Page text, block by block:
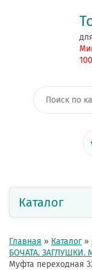
Каталог
Главная » Каталог »
БОЧАТА. ЗАГЛУШКИ.
Муфта переходная